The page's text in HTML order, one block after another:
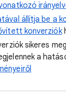
állítja be a
konverziók
sikeres
a